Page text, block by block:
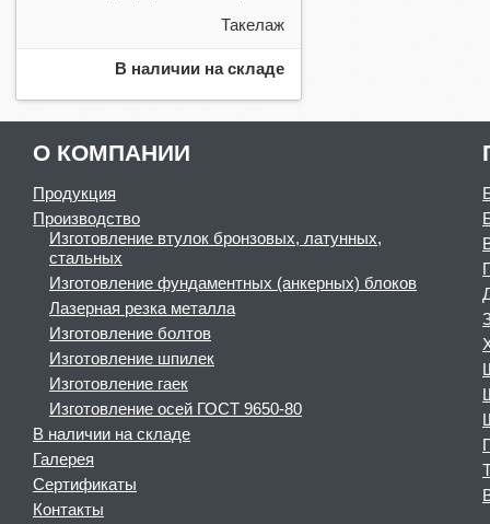
Такелаж
В наличии на складе
О КОМПАНИИ
Продукция
Производство
Изготовление втулок бронзовых, латунных,
стальных
Изготовление фундаментных (анкерных) блоков
Лазерная резка металла
Изготовление болтов
Изготовление шпилек
Изготовление гаек
Изготовление осей ГОСТ 9650-80
В наличии на складе
Галерея
Сертификаты
Контакты